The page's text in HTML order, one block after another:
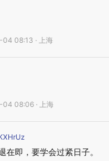
08:13 · 上海
08:06 · 上海
在即，要学会过紧日子。